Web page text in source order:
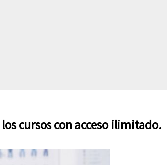
cursos con acceso ilimitado.